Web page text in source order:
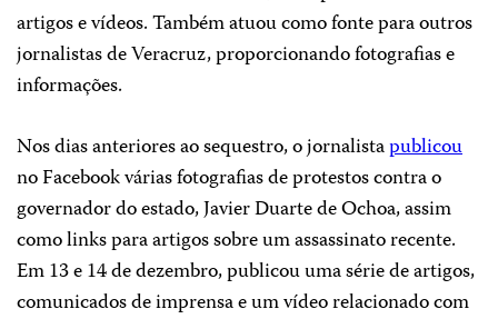
artigos e vídeos. Também atuou como fonte para outros
jornalistas de Veracruz, proporcionando fotografias e
informações.
Nos dias anteriores ao sequestro, o jornalistapublicou
no Facebook várias fotografias de protestos contra o
governador do estado, Javier Duarte de Ochoa, assim
como links para artigos sobre um assassinato recente.
Em 13 e 14 de dezembro, publicou uma série de artigos,
comunicados de imprensa e um vídeo relacionado com